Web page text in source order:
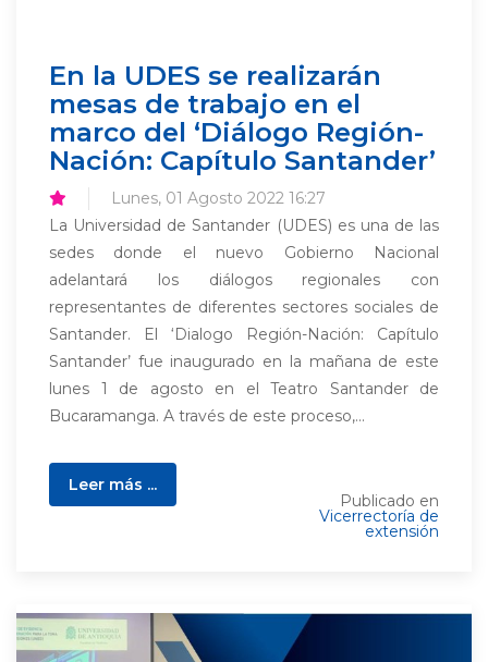
En la UDES se realizarán
mesas de trabajo en el
marco del ‘Diálogo Región-
Nación: Capítulo Santander’
Lunes, 01 Agosto 2022 16:27
La Universidad de Santander (UDES) es una de las
sedes donde el nuevo Gobierno Nacional
adelantará los diálogos regionales con
representantes de diferentes sectores sociales de
Santander. El ‘Dialogo Región-Nación: Capítulo
Santander’ fue inaugurado en la mañana de este
lunes 1 de agosto en el Teatro Santander de
Bucaramanga. A través de este proceso,...
Leer más ...
Publicado en
Vicerrectoría de
extensión